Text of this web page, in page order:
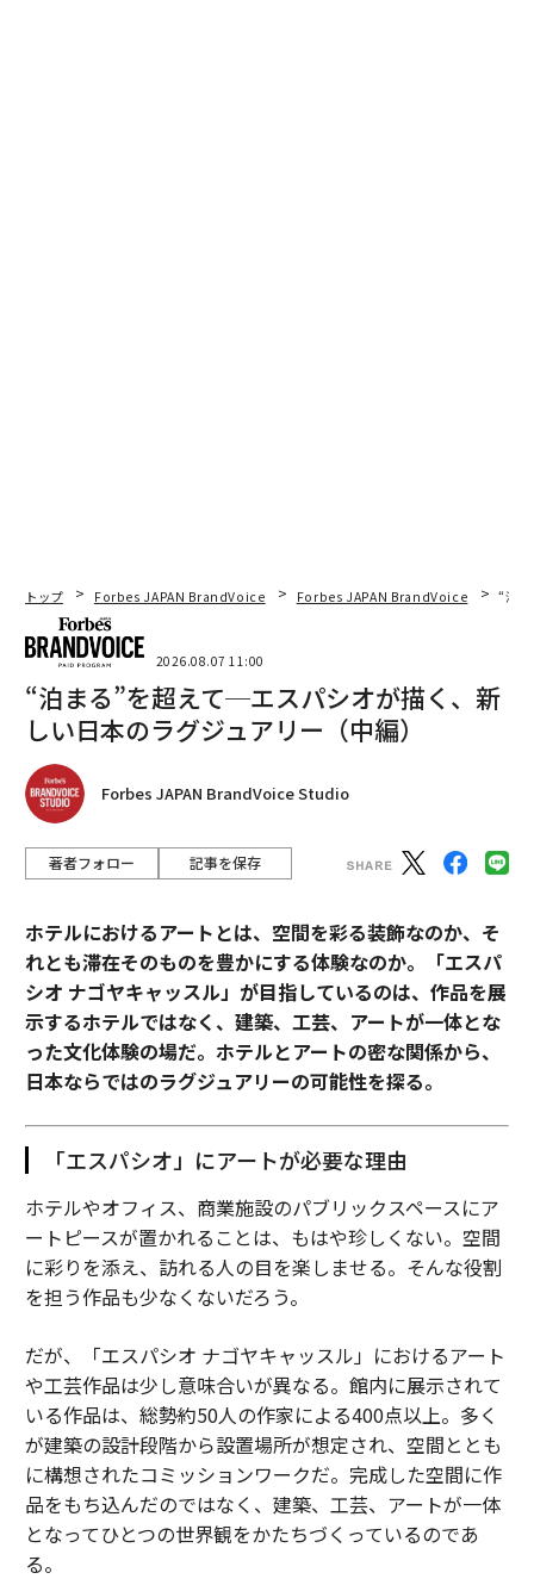
トップ Forbes JAPAN BrandVoice Forbes JAPAN BrandVoice “泊
2026.08.07 11:00
“泊まる”を超えて─エスパシオが描く、新
しい日本のラグジュアリー（中編）
Forbes JAPAN BrandVoice Studio
著者フォロー 記事を保存
ホテルにおけるアートとは、空間を彩る装飾なのか、そ
れとも滞在そのものを豊かにする体験なのか。「エスパ
シオ ナゴヤキャッスル」が目指しているのは、作品を展
示するホテルではなく、建築、工芸、アートが一体とな
った文化体験の場だ。ホテルとアートの密な関係から、
日本ならではのラグジュアリーの可能性を探る。
「エスパシオ」にアートが必要な理由
ホテルやオフィス、商業施設のパブリックスペースにア
ートピースが置かれることは、もはや珍しくない。空間
に彩りを添え、訪れる人の目を楽しませる。そんな役割
を担う作品も少なくないだろう。
だが、「エスパシオ ナゴヤキャッスル」におけるアート
や工芸作品は少し意味合いが異なる。館内に展示されて
いる作品は、総勢約50人の作家による400点以上。多く
が建築の設計段階から設置場所が想定され、空間ととも
に構想されたコミッションワークだ。完成した空間に作
品をもち込んだのではなく、建築、工芸、アートが一体
となってひとつの世界観をかたちづくっているのであ
る。